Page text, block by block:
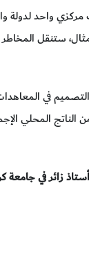
واحد لدولة
ستنقل المخاطر
في المعاهدات
يجب على إيطاليا تنفيذ حافز
زائر في جامعة